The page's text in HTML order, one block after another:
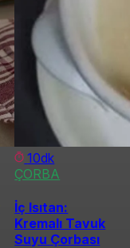
10dk
ÇORBA
İç Isıtan:
Kremalı Tavuk
Suyu Çorbası